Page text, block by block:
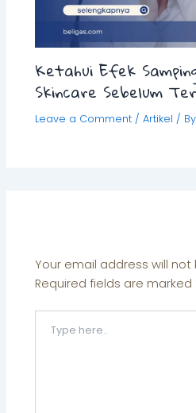
Ketahui Efek
Skincare Sebelum
Leave a Comment /Artikel / By
Your email address will not
Required fields are marked
Type